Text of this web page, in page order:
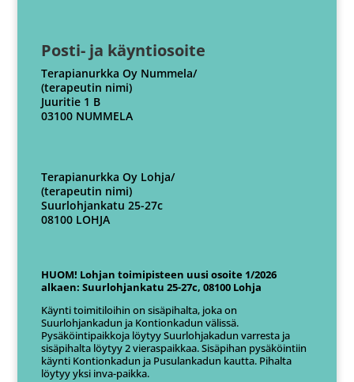
Posti- ja käyntiosoite
Terapianurkka Oy Nummela/
(terapeutin nimi)
Juuritie 1 B
03100 NUMMELA
Terapianurkka Oy Lohja/
(terapeutin nimi)
Suurlohjankatu 25-27c
08100 LOHJA
HUOM! Lohjan toimipisteen uusi osoite 1/2026
alkaen: Suurlohjankatu 25-27c, 08100 Lohja
Käynti toimitiloihin on sisäpihalta, joka on
Suurlohjankadun ja Kontionkadun välissä.
Pysäköintipaikkoja löytyy Suurlohjakadun varresta ja
sisäpihalta löytyy 2 vieraspaikkaa. Sisäpihan pysäköintiin
käynti Kontionkadun ja Pusulankadun kautta. Pihalta
löytyy yksi inva-paikka.